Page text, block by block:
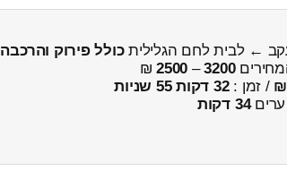
← לבית לחם הגליליתכולל פירוק והרכבה
3200
–
2500
₪
/ זמן :32 דקות 55 שניות
ערים34 דקות